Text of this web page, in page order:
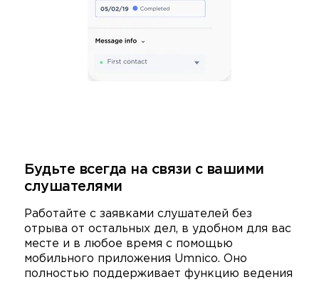
Будьте всегда на связи с вашими
слушателями
Работайте с заявками слушателей без
отрыва от остальных дел, в удобном для вас
месте и в любое время с помощью
мобильного приложения Umnico. Оно
полностью поддерживает функцию ведения